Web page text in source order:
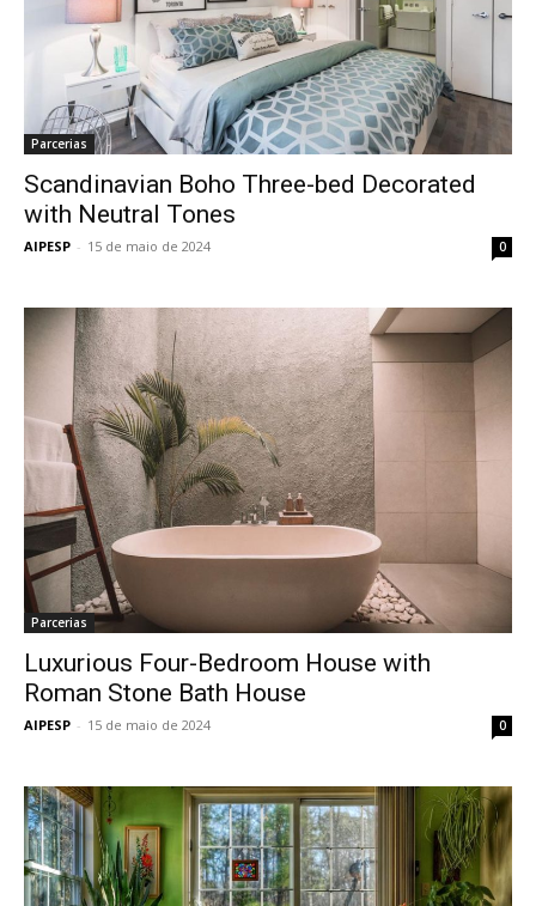
Parcerias
Scandinavian Boho Three-bed Decorated
with Neutral Tones
AIPESP - 15 de maio de 2024 0
Parcerias
Luxurious Four-Bedroom House with
Roman Stone Bath House
AIPESP - 15 de maio de 2024 0